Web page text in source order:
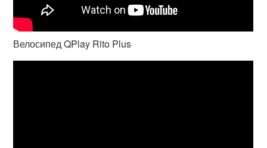
Велосипед QPlay Rito Plus